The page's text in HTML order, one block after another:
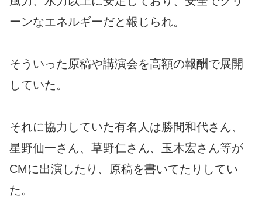
ーンなエネルギーだと報じられ。
そういった原稿や講演会を高額の報酬で展開
していた。
それに協力していた有名人は勝間和代さん、
星野仙一さん、草野仁さん、玉木宏さん等が
CMに出演したり、原稿を書いてたりしてい
た。